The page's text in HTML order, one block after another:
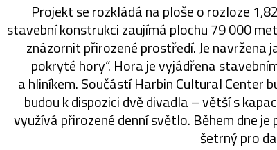
Projekt se rozkládá na ploše o rozloze
stavební konstrukci zaujímá plochu 79 000
znázornit přirozené prostředí. Je navržena
pokryté hory“. Hora je vyjádřena
a hliníkem. Součástí Harbin Cultural Center
budou k dispozici dvě divadla – větší s
využívá přirozené denní světlo. Během dne
šetrný pro